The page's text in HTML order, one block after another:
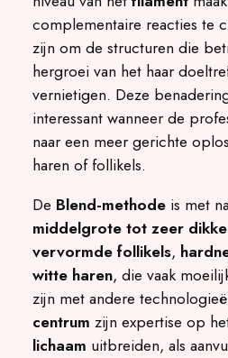
complementaire reacties te
zijn om de structuren die
hergroei van het haar
vernietigen. Deze
interessant wanneer de
naar een meer gerichte
haren of follikels.
De Blend-methode is met
middelgrote tot zeer
vervormde follikels,
witte haren, die vaak
zijn met andere
centrum zijn expertise op
lichaam uitbreiden, als